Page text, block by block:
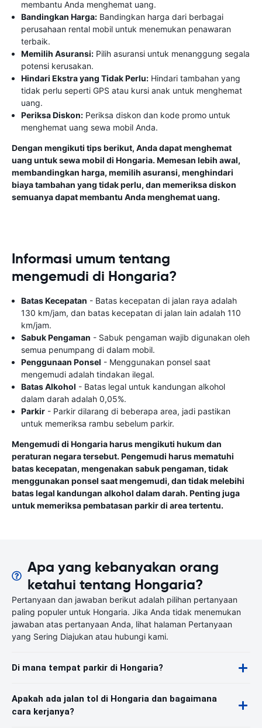
membantu Anda menghemat uang.
Bandingkan Harga: Bandingkan harga dari berbagai
perusahaan rental mobil untuk menemukan penawaran
terbaik.
Memilih Asuransi: Pilih asuransi untuk menanggung segala
potensi kerusakan.
Hindari Ekstra yang Tidak Perlu: Hindari tambahan yang
tidak perlu seperti GPS atau kursi anak untuk menghemat
uang.
Periksa Diskon: Periksa diskon dan kode promo untuk
menghemat uang sewa mobil Anda.
Dengan mengikuti tips berikut, Anda dapat menghemat
uang untuk sewa mobil di Hongaria. Memesan lebih awal,
membandingkan harga, memilih asuransi, menghindari
biaya tambahan yang tidak perlu, dan memeriksa diskon
semuanya dapat membantu Anda menghemat uang.
Informasi umum tentang
mengemudi di Hongaria?
Batas Kecepatan - Batas kecepatan di jalan raya adalah
130 km/jam, dan batas kecepatan di jalan lain adalah 110
km/jam.
Sabuk Pengaman - Sabuk pengaman wajib digunakan oleh
semua penumpang di dalam mobil.
Penggunaan Ponsel - Menggunakan ponsel saat
mengemudi adalah tindakan ilegal.
Batas Alkohol - Batas legal untuk kandungan alkohol
dalam darah adalah 0,05%.
Parkir - Parkir dilarang di beberapa area, jadi pastikan
untuk memeriksa rambu sebelum parkir.
Mengemudi di Hongaria harus mengikuti hukum dan
peraturan negara tersebut. Pengemudi harus mematuhi
batas kecepatan, mengenakan sabuk pengaman, tidak
menggunakan ponsel saat mengemudi, dan tidak melebihi
batas legal kandungan alkohol dalam darah. Penting juga
untuk memeriksa pembatasan parkir di area tertentu.
Apa yang kebanyakan orang
ketahui tentang Hongaria?
Pertanyaan dan jawaban berikut adalah pilihan pertanyaan
paling populer untuk Hongaria. Jika Anda tidak menemukan
jawaban atas pertanyaan Anda, lihat halaman Pertanyaan
yang Sering Diajukan atau hubungi kami.
Di mana tempat parkir di Hongaria?
Apakah ada jalan tol di Hongaria dan bagaimana
cara kerjanya?